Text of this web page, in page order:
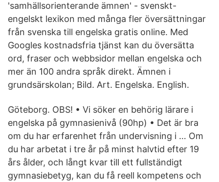
'samhällsorienterande ämnen' - svenskt-
engelskt lexikon med många fler översättningar
från svenska till engelska gratis online. Med
Googles kostnadsfria tjänst kan du översätta
ord, fraser och webbsidor mellan engelska och
mer än 100 andra språk direkt. Ämnen i
grundsärskolan; Bild. Art. Engelska. English.
Göteborg. OBS! • Vi söker en behörig lärare i
engelska på gymnasienivå (90hp) • Det är bra
om du har erfarenhet från undervisning i … Om
du har arbetat i tre år på minst halvtid efter 19
års ålder, och långt kvar till ett fullständigt
gymnasiebetyg, kan du få reell kompetens och